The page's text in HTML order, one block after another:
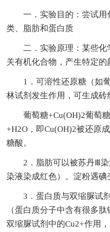
一．实验目的：尝试用
类、脂肪和蛋白质
二．实验原理：某些化
关有机化合物，产生特定的
1．可溶性还原糖（如葡
林试剂发生作用，可生成砖
葡萄糖+Cu(OH)2葡萄糖
+H2O，即Cu(OH)2被还原
糖酸。
2．脂肪可以被苏丹Ⅲ染
染液染成红色）。淀粉遇碘
3．蛋白质与双缩脲试剂
（蛋白质分子中含有很多
双缩脲试剂中的Cu2+作用